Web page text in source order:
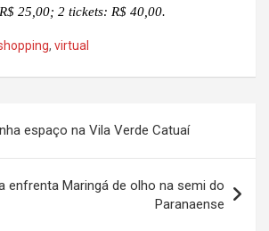
25,00; 2 tickets: R$ 40,00.
, virtual
espaço na Vila Verde Catuaí
enfrenta Maringá de olho na semi do
Paranaense